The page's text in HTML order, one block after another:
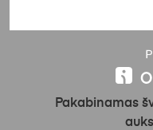
Pakabinamas